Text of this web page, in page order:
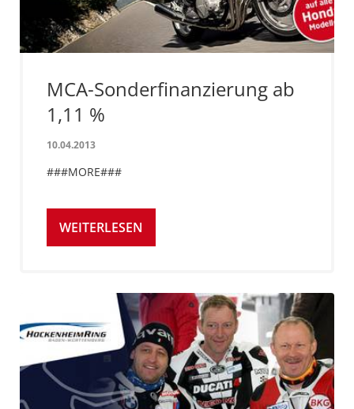
MCA-Sonderfinanzierung ab
1,11 %
10.04.2013
###MORE###
WEITERLESEN